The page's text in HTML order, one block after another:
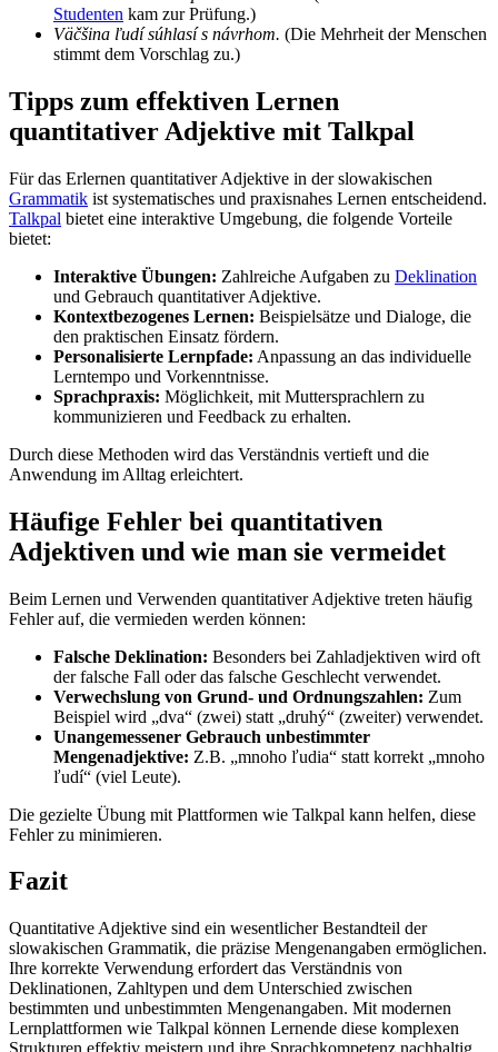
Studenten kam zur Prüfung.)
Väčšina ľudí súhlasí s návrhom. (Die Mehrheit der Menschen
stimmt dem Vorschlag zu.)
Tipps zum effektiven Lernen
quantitativer Adjektive mit Talkpal
Für das Erlernen quantitativer Adjektive in der slowakischen
Grammatik ist systematisches und praxisnahes Lernen entscheidend.
Talkpal bietet eine interaktive Umgebung, die folgende Vorteile
bietet:
Interaktive Übungen: Zahlreiche Aufgaben zu Deklination
und Gebrauch quantitativer Adjektive.
Kontextbezogenes Lernen: Beispielsätze und Dialoge, die
den praktischen Einsatz fördern.
Personalisierte Lernpfade: Anpassung an das individuelle
Lerntempo und Vorkenntnisse.
Sprachpraxis: Möglichkeit, mit Muttersprachlern zu
kommunizieren und Feedback zu erhalten.
Durch diese Methoden wird das Verständnis vertieft und die
Anwendung im Alltag erleichtert.
Häufige Fehler bei quantitativen
Adjektiven und wie man sie vermeidet
Beim Lernen und Verwenden quantitativer Adjektive treten häufig
Fehler auf, die vermieden werden können:
Falsche Deklination: Besonders bei Zahladjektiven wird oft
der falsche Fall oder das falsche Geschlecht verwendet.
Verwechslung von Grund- und Ordnungszahlen: Zum
Beispiel wird „dva“ (zwei) statt „druhý“ (zweiter) verwendet.
Unangemessener Gebrauch unbestimmter
Mengenadjektive: Z.B. „mnoho ľudia“ statt korrekt „mnoho
ľudí“ (viel Leute).
Die gezielte Übung mit Plattformen wie Talkpal kann helfen, diese
Fehler zu minimieren.
Fazit
Quantitative Adjektive sind ein wesentlicher Bestandteil der
slowakischen Grammatik, die präzise Mengenangaben ermöglichen.
Ihre korrekte Verwendung erfordert das Verständnis von
Deklinationen, Zahltypen und dem Unterschied zwischen
bestimmten und unbestimmten Mengenangaben. Mit modernen
Lernplattformen wie Talkpal können Lernende diese komplexen